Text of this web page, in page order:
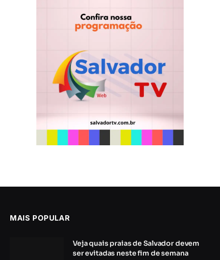
MAIS POPULAR
Veja quais praias de Salvador devem
ser evitadas neste fim de semana